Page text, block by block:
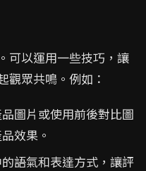
可以運用一些技巧，讓
觀眾共鳴。例如：
圖片或使用前後對比圖
效果。
語氣和表達方式，讓評